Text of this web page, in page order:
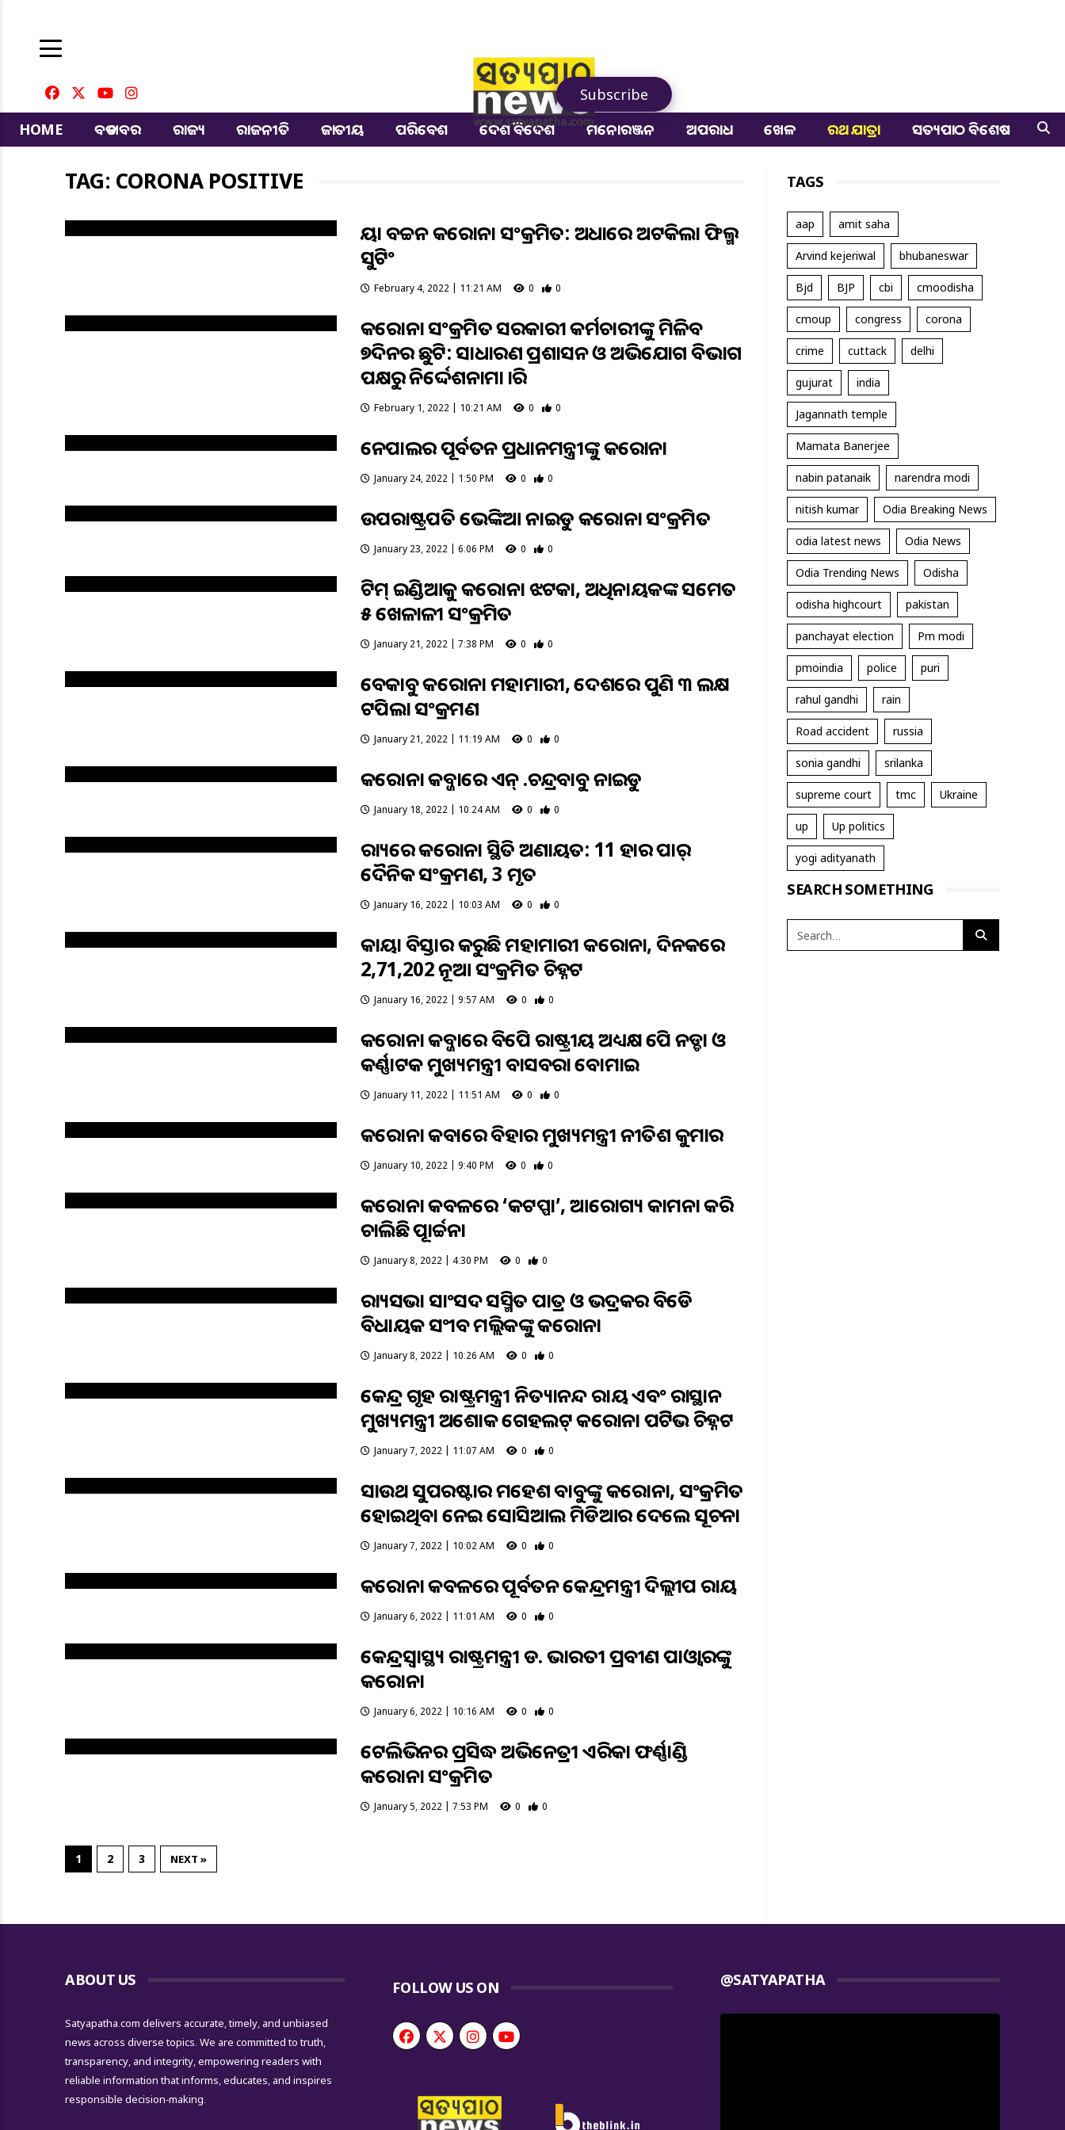
Subscribe
HOME
ବଡ ଖବର ରାଜ୍ୟ ରାଜନୀତି ଜାତୀୟ ପରିବେଶ ଦେଶ ବିଦେଶ ମନୋରଞ୍ଜନ ଅପରାଧ ଖେଳ ରଥ ଯାତ୍ରା ସତ୍ୟପାଠ ବିଶେଷ
TAG: CORONA POSITIVE
ଜୟା ବଚ୍ଚନ କରୋନା ସଂକ୍ରମିତ: ଅଧାରେ ଅଟକିଲା ଫିଲ୍ମ
ସୁଟିଂ
February 4, 2022 | 11:21 AM 0 0
କରୋନା ସଂକ୍ରମିତ ସରକାରୀ କର୍ମଚାରୀଙ୍କୁ ମିଳିବ
୭ଦିନର ଛୁଟି: ସାଧାରଣ ପ୍ରଶାସନ ଓ ଅଭିଯୋଗ ବିଭାଗ
ପକ୍ଷରୁ ନିର୍ଦ୍ଦେଶନାମା ଜାରି
February 1, 2022 | 10:21 AM 0 0
ନେପାଲର ପୂର୍ବତନ ପ୍ରଧାନମନ୍ତ୍ରୀଙ୍କୁ କରୋନା
January 24, 2022 | 1:50 PM 0 0
ଉପରାଷ୍ଟ୍ରପତି ଭେଙ୍କିଆ ନାଇଡୁ କରୋନା ସଂକ୍ରମିତ
January 23, 2022 | 6:06 PM 0 0
ଟିମ୍ ଇଣ୍ଡିଆକୁ କରୋନା ଝଟକା, ଅଧିନାୟକଙ୍କ ସମେତ
୫ ଖେଳାଳୀ ସଂକ୍ରମିତ
January 21, 2022 | 7:38 PM 0 0
ବେକାବୁ କରୋନା ମହାମାରୀ, ଦେଶରେ ପୁଣି ୩ ଲକ୍ଷ
ଟପିଲା ସଂକ୍ରମଣ
January 21, 2022 | 11:19 AM 0 0
କରୋନା କବ୍ଜାରେ ଏନ୍‌ .ଚନ୍ଦ୍ରବାବୁ ନାଇଡୁ
January 18, 2022 | 10:24 AM 0 0
ରାଜ୍ୟରେ କରୋନା ସ୍ଥିତି ଅଣାୟତ: 11 ହଜାର ପାର୍‌
ଦୈନିକ ସଂକ୍ରମଣ, 3 ମୃତ
January 16, 2022 | 10:03 AM 0 0
କାୟା ବିସ୍ତାର କରୁଛି ମହାମାରୀ କରୋନା, ଦିନକରେ
2,71,202 ନୂଆ ସଂକ୍ରମିତ ଚିହ୍ନଟ
January 16, 2022 | 9:57 AM 0 0
କରୋନା କବ୍ଜାରେ ବିଜେପି ରାଷ୍ଟ୍ରୀୟ ଅଧ୍ୟକ୍ଷ ଜେପି ନଡ୍ଡା ଓ
କର୍ଣ୍ଣାଟକ ମୁଖ୍ୟମନ୍ତ୍ରୀ ବାସବରାଜ ବୋମାଇ
January 11, 2022 | 11:51 AM 0 0
କରୋନା କବଜାରେ ବିହାର ମୁଖ୍ୟମନ୍ତ୍ରୀ ନୀତିଶ କୁମାର
January 10, 2022 | 9:40 PM 0 0
କରୋନା କବଳରେ ‘କଟପ୍ପା’, ଆରୋଗ୍ୟ କାମନା କରି
ଚାଲିଛି ପୂଜାର୍ଚ୍ଚନା
January 8, 2022 | 4:30 PM 0 0
ରାଜ୍ୟସଭା ସାଂସଦ ସସ୍ମିତ ପାତ୍ର ଓ ଭଦ୍ରକର ବିଜେଡି
ବିଧାୟକ ସଂଜୀବ ମଲ୍ଲିକଙ୍କୁ କରୋନା
January 8, 2022 | 10:26 AM 0 0
କେନ୍ଦ୍ର ଗୃହ ରାଷ୍ଟ୍ରମନ୍ତ୍ରୀ ନିତ୍ୟାନନ୍ଦ ରାୟ ଏବଂ ରାଜସ୍ଥାନ
ମୁଖ୍ୟମନ୍ତ୍ରୀ ଅଶୋକ ଗେହଲଟ୍ କରୋନା ପଜିଟିଭ ଚିହ୍ନଟ
January 7, 2022 | 11:07 AM 0 0
ସାଉଥ ସୁପରଷ୍ଟାର ମହେଶ ବାବୁଙ୍କୁ କରୋନା, ସଂକ୍ରମିତ
ହୋଇଥିବା ନେଇ ସୋସିଆଲ ମିଡିଆର ଦେଲେ ସୂଚନା
January 7, 2022 | 10:02 AM 0 0
କରୋନା କବଳରେ ପୂର୍ବତନ କେନ୍ଦ୍ରମନ୍ତ୍ରୀ ଦିଲ୍ଲୀପ ରାୟ
January 6, 2022 | 11:01 AM 0 0
କେନ୍ଦ୍ରସ୍ୱାସ୍ଥ୍ୟ ରାଷ୍ଟ୍ରମନ୍ତ୍ରୀ ଡ. ଭାରତୀ ପ୍ରବୀଣ ପାଓ୍ୱାରଙ୍କୁ
କରୋନା
January 6, 2022 | 10:16 AM 0 0
ଟେଲିଭିଜନର ପ୍ରସିଦ୍ଧ ଅଭିନେତ୍ରୀ ଏରିକା ଫର୍ଣ୍ଣାଣ୍ଡିଜ
କରୋନା ସଂକ୍ରମିତ
January 5, 2022 | 7:53 PM 0 0
1 2 3 NEXT »
TAGS
aap amit saha
Arvind kejeriwal bhubaneswar
Bjd BJP cbi cmoodisha
cmoup congress corona
crime cuttack delhi
gujurat india
Jagannath temple
Mamata Banerjee
nabin patanaik narendra modi
nitish kumar Odia Breaking News
odia latest news Odia News
Odia Trending News Odisha
odisha highcourt pakistan
panchayat election Pm modi
pmoindia police puri
rahul gandhi rain
Road accident russia
sonia gandhi srilanka
supreme court tmc Ukraine
up Up politics
yogi adityanath
SEARCH SOMETHING
ABOUT US
Satyapatha.com delivers accurate, timely, and unbiased
news across diverse topics. We are committed to truth,
transparency, and integrity, empowering readers with
reliable information that informs, educates, and inspires
responsible decision-making.
FOLLOW US ON @SATYAPATHA